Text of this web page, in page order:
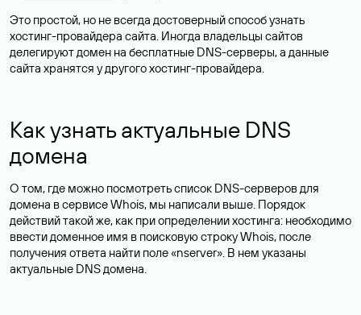
Это простой, но не всегда достоверный способ узнать
хостинг-провайдера сайта. Иногда владельцы сайтов
делегируют домен на бесплатные DNS-серверы, а данные
сайта хранятся у другого хостинг-провайдера.
Как узнать актуальные DNS
домена
О том, где можно посмотреть список DNS-серверов для
домена в сервисе Whois, мы написали выше. Порядок
действий такой же, как при определении хостинга: необходимо
ввести доменное имя в поисковую строку Whois, после
получения ответа найти поле «nserver». В нем указаны
актуальные DNS домена.